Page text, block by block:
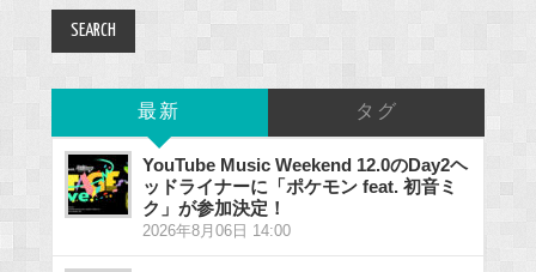
最新 タグ
YouTube Music Weekend 12.0のDay2ヘ
ッドライナーに「ポケモン feat. 初音ミ
ク」が参加決定！
2026年8月06日 14:00